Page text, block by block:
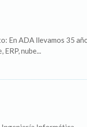
En ADA llevamos 35
nube...